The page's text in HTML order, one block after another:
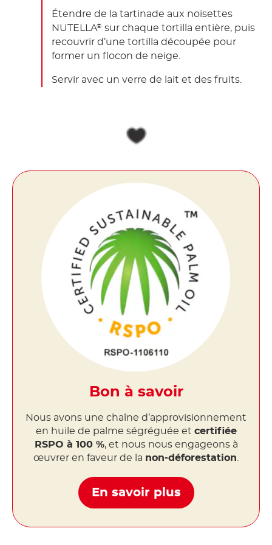
Étendre de la tartinade aux noisettes
NUTELLA® sur chaque tortilla entière, puis
recouvrir d’une tortilla découpée pour
former un flocon de neige.
Servir avec un verre de lait et des fruits.
Bon à savoir
Nous avons une chaîne d’approvisionnement
en huile de palme ségréguée et certifiée
RSPO à 100 %, et nous nous engageons à
œuvrer en faveur de la non-déforestation.
En savoir plus